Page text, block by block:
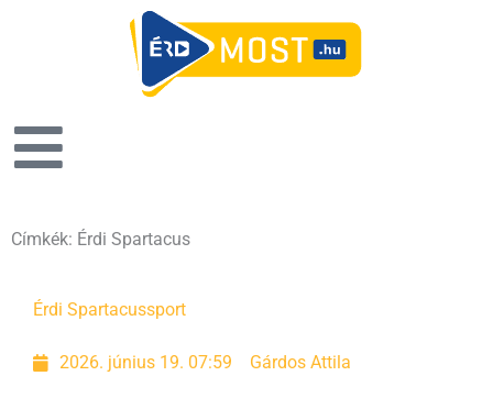
Címkék: Érdi Spartacus
Érdi Spartacussport
2026. június 19. 07:59 Gárdos Attila